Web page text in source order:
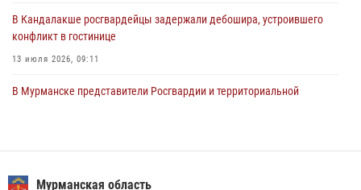
В Кандалакше росгвардейцы задержали дебошира, устроившего
конфликт в гостинице
13 июля 2026, 09:11
В Мурманске представители Росгвардии и территориальной
В Мурманске состоялся региональный забег «Динамо бежит 2026»
Мурманская область